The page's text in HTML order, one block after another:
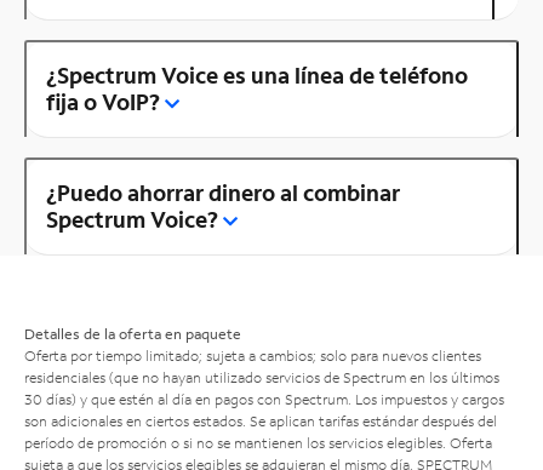
¿Spectrum Voice es una línea de teléfono
fija o VoIP?
¿Puedo ahorrar dinero al combinar
Spectrum Voice?
Detalles de la oferta en paquete
Oferta por tiempo limitado; sujeta a cambios; solo para nuevos clientes
residenciales (que no hayan utilizado servicios de Spectrum en los últimos
30 días) y que estén al día en pagos con Spectrum. Los impuestos y cargos
son adicionales en ciertos estados. Se aplican tarifas estándar después del
período de promoción o si no se mantienen los servicios elegibles. Oferta
sujeta a que los servicios elegibles se adquieran el mismo día. SPECTRUM